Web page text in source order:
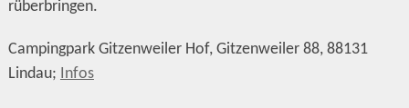
rüberbringen.
Campingpark Gitzenweiler Hof, Gitzenweiler 88, 88131
Lindau; Infos